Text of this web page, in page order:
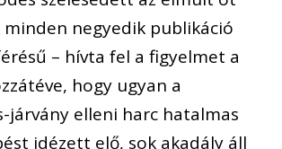
minden negyedik publikáció
– hívta fel a figyelmet a
hogy ugyan a
járvány elleni harc hatalmas
idézett elő, sok akadály áll